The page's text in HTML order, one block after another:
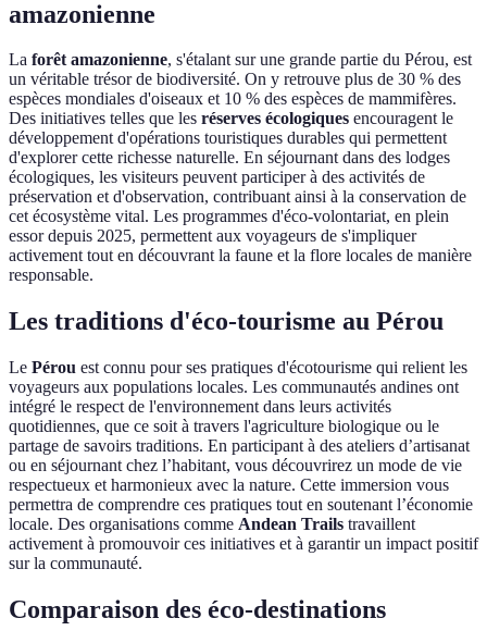
amazonienne
La forêt amazonienne, s'étalant sur une grande partie du Pérou, est
un véritable trésor de biodiversité. On y retrouve plus de 30 % des
espèces mondiales d'oiseaux et 10 % des espèces de mammifères.
Des initiatives telles que les réserves écologiques encouragent le
développement d'opérations touristiques durables qui permettent
d'explorer cette richesse naturelle. En séjournant dans des lodges
écologiques, les visiteurs peuvent participer à des activités de
préservation et d'observation, contribuant ainsi à la conservation de
cet écosystème vital. Les programmes d'éco-volontariat, en plein
essor depuis 2025, permettent aux voyageurs de s'impliquer
activement tout en découvrant la faune et la flore locales de manière
responsable.
Les traditions d'éco-tourisme au Pérou
Le Pérou est connu pour ses pratiques d'écotourisme qui relient les
voyageurs aux populations locales. Les communautés andines ont
intégré le respect de l'environnement dans leurs activités
quotidiennes, que ce soit à travers l'agriculture biologique ou le
partage de savoirs traditions. En participant à des ateliers d’artisanat
ou en séjournant chez l’habitant, vous découvrirez un mode de vie
respectueux et harmonieux avec la nature. Cette immersion vous
permettra de comprendre ces pratiques tout en soutenant l’économie
locale. Des organisations comme Andean Trails travaillent
activement à promouvoir ces initiatives et à garantir un impact positif
sur la communauté.
Comparaison des éco-destinations